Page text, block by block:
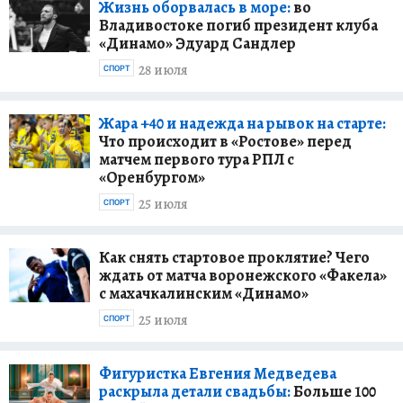
Жизнь оборвалась в море:во
Владивостоке погиб президент клуба
«Динамо» Эдуард Сандлер
28 июля
СПОРТ
Жара +40 и надежда на рывок на старте:
Что происходит в «Ростове» перед
матчем первого тура РПЛ с
«Оренбургом»
25 июля
СПОРТ
Как снять стартовое проклятие? Чего
ждать от матча воронежского «Факела»
с махачкалинским «Динамо»
25 июля
СПОРТ
Фигуристка Евгения Медведева
раскрыла детали свадьбы:Больше 100